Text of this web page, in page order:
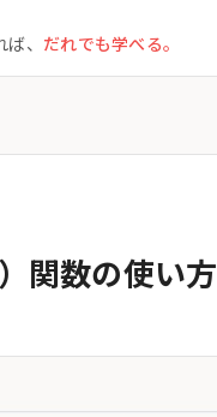
、 だれでも学べる。
関数の使い方